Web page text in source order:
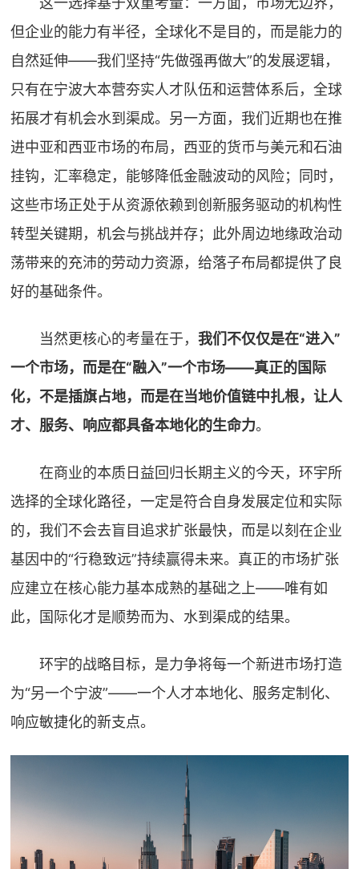
但企业的能力有半径，全球化不是目的，而是能力的
自然延伸——我们坚持“先做强再做大”的发展逻辑，
只有在宁波大本营夯实人才队伍和运营体系后，全球
拓展才有机会水到渠成。另一方面，我们近期也在推
进中亚和西亚市场的布局，西亚的货币与美元和石油
挂钩，汇率稳定，能够降低金融波动的风险；同时，
这些市场正处于从资源依赖到创新服务驱动的机构性
转型关键期，机会与挑战并存；此外周边地缘政治动
荡带来的充沛的劳动力资源，给落子布局都提供了良
好的基础条件。
当然更核心的考量在于，我们不仅仅是在“进入”
一个市场，而是在“融入”一个市场——真正的国际
化，不是插旗占地，而是在当地价值链中扎根，让人
才、服务、响应都具备本地化的生命力。
在商业的本质日益回归长期主义的今天，环宇所
选择的全球化路径，一定是符合自身发展定位和实际
的，我们不会去盲目追求扩张最快，而是以刻在企业
基因中的“行稳致远”持续赢得未来。真正的市场扩张
应建立在核心能力基本成熟的基础之上——唯有如
此，国际化才是顺势而为、水到渠成的结果。
环宇的战略目标，是力争将每一个新进市场打造
为“另一个宁波”——一个人才本地化、服务定制化、
响应敏捷化的新支点。